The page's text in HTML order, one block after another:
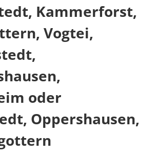
Kammerforst,
Vogtei,
oder
Oppershausen,